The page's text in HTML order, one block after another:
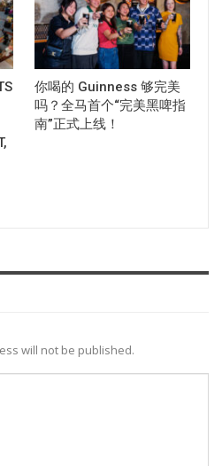
你喝的 Guinness 够完美
吗？全马首个“完美黑啤指
南”正式上线！
will not be published.